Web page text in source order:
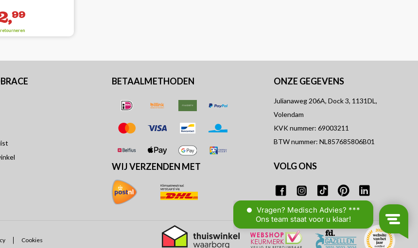
99
BETAALMETHODEN
WIJ VERZENDEN MET
ONZE GEGEVENS
Julianaweg 206A, Dock 3, 1131DL,
Volendam
KVK nummer: 69003211
BTW nummer: NL857685806B01
VOLG ONS
Cookies